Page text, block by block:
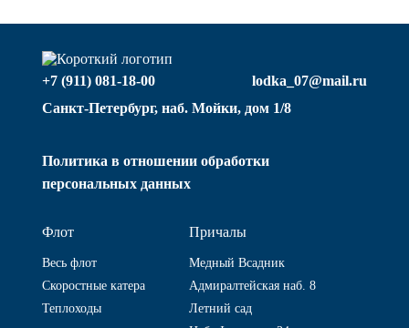
+7 (911) 081-18-00
lodka_07@mail.ru
Санкт-Петербург, наб. Мойки, дом 1/8
Политика в отношении обработки
персональных данных
Флот
Весь флот
Скоростные катера
Теплоходы
Причалы
Медный Всадник
Адмиралтейская наб. 8
Летний сад